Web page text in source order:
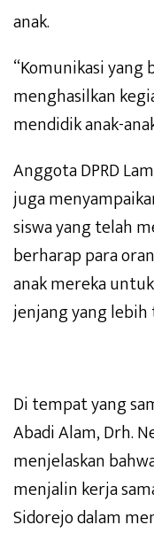
anak.
“Komunikasi yang
menghasilkan
mendidik anak-
Anggota DPRD
juga
siswa yang telah
berharap para
anak mereka
jenjang yang
Di tempat yang
Abadi Alam, Drh.
menjelaskan
menjalin kerja
Sidorejo dalam